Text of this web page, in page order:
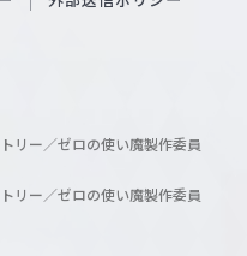
リー／ゼロの使い魔製作委員
リー／ゼロの使い魔製作委員